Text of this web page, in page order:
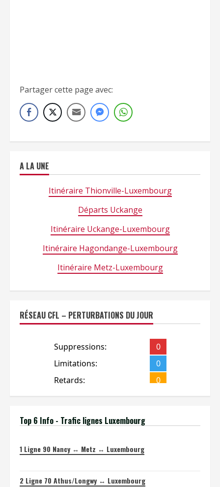
Partager cette page avec:
A LA UNE
Itinéraire Thionville-Luxembourg
Départs Uckange
Itinéraire Uckange-Luxembourg
Itinéraire Hagondange-Luxembourg
Itinéraire Metz-Luxembourg
RÉSEAU CFL – PERTURBATIONS DU JOUR
Top 6 Info - Trafic lignes Luxembourg
1 Ligne 90 Nancy ↔ Metz ↔ Luxembourg
2 Ligne 70 Athus/Longwy ↔ Luxembourg